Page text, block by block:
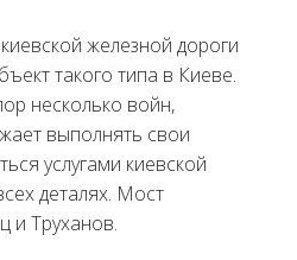
железной дороги
такого типа в Киеве.
несколько войн,
выполнять свои
услугами киевской
деталях. Мост
и Труханов.